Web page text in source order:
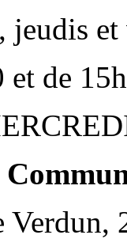
jeudis et
et de
Verdun,